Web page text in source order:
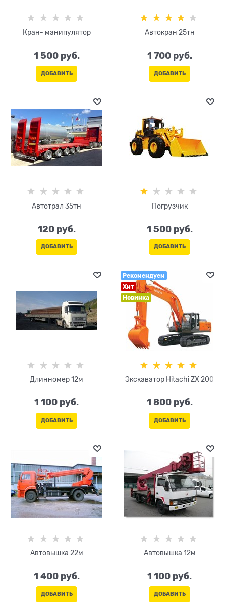
Кран- манипулятор
1 500 руб.
ДОБАВИТЬ
Автокран 25тн
1 700 руб.
ДОБАВИТЬ
Автотрал 35тн
120 руб.
ДОБАВИТЬ
Погрузчик
1 500 руб.
ДОБАВИТЬ
Длинномер 12м
1 100 руб.
ДОБАВИТЬ
Рекомендуем
Хит
Новинка
Экскаватор Hitachi ZX 200
1 800 руб.
ДОБАВИТЬ
Автовышка 22м
1 400 руб.
ДОБАВИТЬ
Автовышка 12м
1 100 руб.
ДОБАВИТЬ